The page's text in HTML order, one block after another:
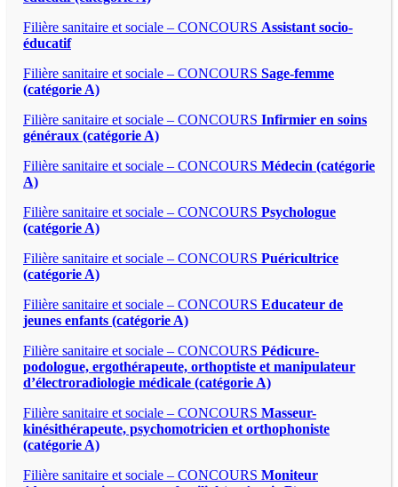
Filière sanitaire et sociale – CONCOURS Assistant socio-
éducatif
Filière sanitaire et sociale – CONCOURS Sage-femme
(catégorie A)
Filière sanitaire et sociale – CONCOURS Infirmier en soins
généraux (catégorie A)
Filière sanitaire et sociale – CONCOURS Médecin (catégorie
A)
Filière sanitaire et sociale – CONCOURS Psychologue
(catégorie A)
Filière sanitaire et sociale – CONCOURS Puéricultrice
(catégorie A)
Filière sanitaire et sociale – CONCOURS Educateur de
jeunes enfants (catégorie A)
Filière sanitaire et sociale – CONCOURS Pédicure-
podologue, ergothérapeute, orthoptiste et manipulateur
d’électroradiologie médicale (catégorie A)
Filière sanitaire et sociale – CONCOURS Masseur-
kinésithérapeute, psychomotricien et orthophoniste
(catégorie A)
Filière sanitaire et sociale – CONCOURS Moniteur